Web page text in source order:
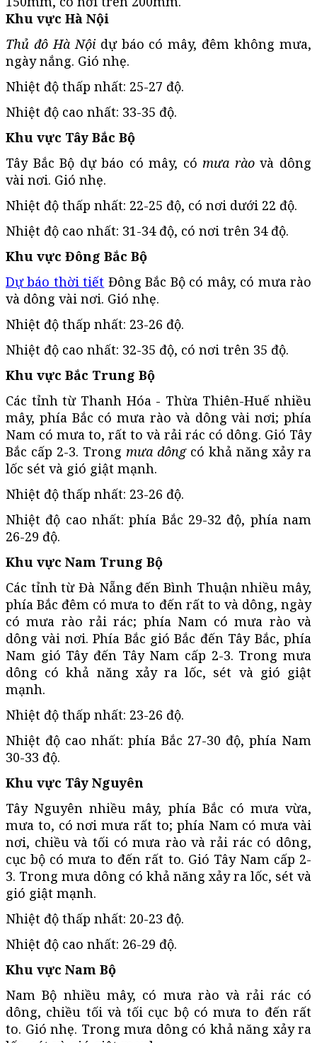
Khu vực Hà Nội
Thủ đô Hà Nộidự báo có mây, đêm không mưa,
ngày nắng. Gió nhẹ.
Nhiệt độ thấp nhất: 25-27 độ.
Nhiệt độ cao nhất: 33-35 độ.
Khu vực Tây Bắc Bộ
Tây Bắc Bộ dự báo có mây, cómưa ràovà dông
vài nơi. Gió nhẹ.
Nhiệt độ thấp nhất: 22-25 độ, có nơi dưới 22 độ.
Nhiệt độ cao nhất: 31-34 độ, có nơi trên 34 độ.
Khu vực Đông Bắc Bộ
Dự báo thời tiết Đông Bắc Bộ có mây, có mưa rào
và dông vài nơi. Gió nhẹ.
Nhiệt độ thấp nhất: 23-26 độ.
Nhiệt độ cao nhất: 32-35 độ, có nơi trên 35 độ.
Khu vực Bắc Trung Bộ
Các tỉnh từ Thanh Hóa - Thừa Thiên-Huế nhiều
mây, phía Bắc có mưa rào và dông vài nơi; phía
Nam có mưa to, rất to và rải rác có dông. Gió Tây
Bắc cấp 2-3. Trong mưa dôngcó khả năng xảy ra
lốc sét và gió giật mạnh.
Nhiệt độ thấp nhất: 23-26 độ.
Nhiệt độ cao nhất: phía Bắc 29-32 độ, phía nam
26-29 độ.
Khu vực Nam Trung Bộ
Các tỉnh từ Đà Nẵng đến Bình Thuận nhiều mây,
phía Bắc đêm có mưa to đến rất to và dông, ngày
có mưa rào rải rác; phía Nam có mưa rào và
dông vài nơi. Phía Bắc gió Bắc đến Tây Bắc, phía
Nam gió Tây đến Tây Nam cấp 2-3. Trong mưa
dông có khả năng xảy ra lốc, sét và gió giật
mạnh.
Nhiệt độ thấp nhất: 23-26 độ.
Nhiệt độ cao nhất: phía Bắc 27-30 độ, phía Nam
30-33 độ.
Khu vực Tây Nguyên
Tây Nguyên nhiều mây, phía Bắc có mưa vừa,
mưa to, có nơi mưa rất to; phía Nam có mưa vài
nơi, chiều và tối có mưa rào và rải rác có dông,
cục bộ có mưa to đến rất to. Gió Tây Nam cấp 2-
3. Trong mưa dông có khả năng xảy ra lốc, sét và
gió giật mạnh.
Nhiệt độ thấp nhất: 20-23 độ.
Nhiệt độ cao nhất: 26-29 độ.
Khu vực Nam Bộ
Nam Bộ nhiều mây, có mưa rào và rải rác có
dông, chiều tối và tối cục bộ có mưa to đến rất
to. Gió nhẹ. Trong mưa dông có khả năng xảy ra